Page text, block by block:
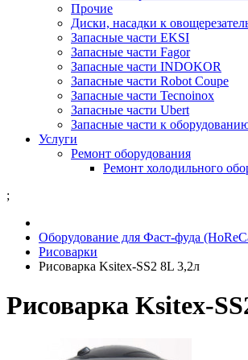
Прочие
Диски, насадки к
Запасные части EKSI
Запасные части Fagor
Запасные части INDOKOR
Запасные части Robot Coupe
Запасные части Tecnoinox
Запасные части Ubert
Запасные части к
Услуги
Ремонт оборудования
Ремонт холодильного
;
Оборудование для Фаст-фуда
Рисоварки
Рисоварка Ksitex-SS2 8L 3,2л
Рисоварка Ksitex-